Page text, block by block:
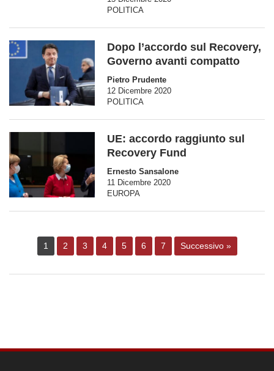
POLITICA
Dopo l’accordo sul Recovery,
Governo avanti compatto
Pietro Prudente
12 Dicembre 2020
POLITICA
UE: accordo raggiunto sul
Recovery Fund
Ernesto Sansalone
11 Dicembre 2020
EUROPA
1 2 3 4 5 6 7 Successivo »